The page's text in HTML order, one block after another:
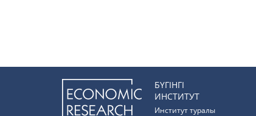
БҮГІНГІ
ИНСТИТУТ
Институт туралы